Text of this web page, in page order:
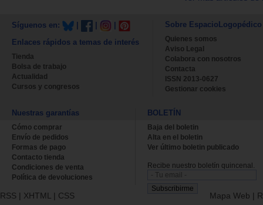
Síguenos en:
Enlaces rápidos a temas de interés
Tienda
Bolsa de trabajo
Actualidad
Cursos y congresos
Sobre EspacioLogopédico
Quienes somos
Aviso Legal
Colabora con nosotros
Contacta
ISSN 2013-0627
Gestionar cookies
Nuestras garantías
Cómo comprar
Envío de pedidos
Formas de pago
Contacto tienda
Condiciones de venta
Política de devoluciones
BOLETÍN
Baja del boletin
Alta en el boletin
Ver último boletin publicado
Recibe nuestro boletín quincenal.
RSS | XHTML | CSS Mapa Web |